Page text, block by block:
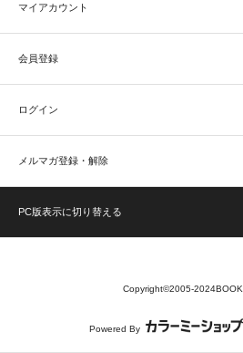
マイアカウント
会員登録
ログイン
メルマガ登録・解除
PC版表示に切り替える
Copyright©2005-
Powered By